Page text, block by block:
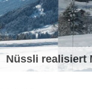
Nüssli realisiert